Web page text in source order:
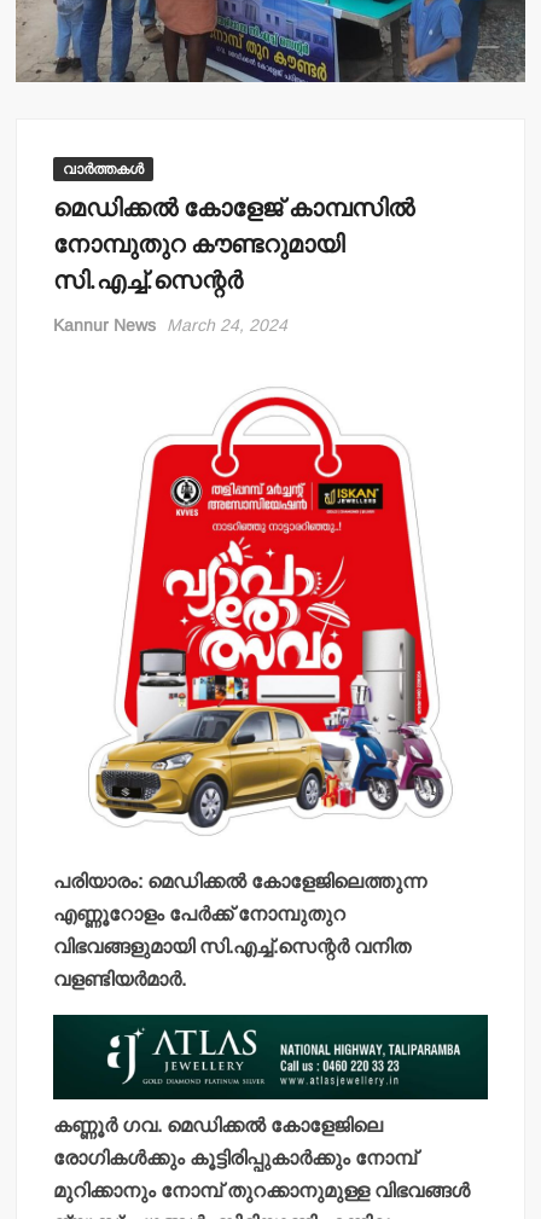
വാർത്തകൾ
മെഡിക്കല്‍ കോളേജ് കാമ്പസില്‍
നോമ്പുതുറ കൗണ്ടറുമായി
സി.എച്ച്.സെന്റര്‍
Kannur News March 24, 2024
പരിയാരം: മെഡിക്കല്‍ കോളേജിലെത്തുന്ന
എണ്ണൂറോളം പേര്‍ക്ക് നോമ്പുതുറ
വിഭവങ്ങളുമായി സി.എച്ച്.സെന്റര്‍ വനിത
വളണ്ടിയര്‍മാര്‍.
കണ്ണൂര്‍ ഗവ. മെഡിക്കല്‍ കോളേജിലെ
രോഗികള്‍ക്കും കൂട്ടിരിപ്പുകാര്‍ക്കും നോമ്പ്
മുറിക്കാനും നോമ്പ് തുറക്കാനുമുള്ള വിഭവങ്ങള്‍